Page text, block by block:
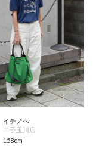
イチノヘ
二子玉川店
158cm